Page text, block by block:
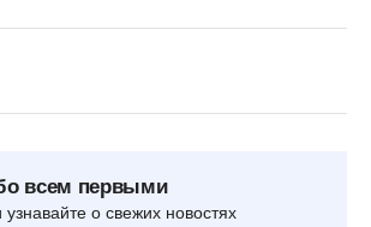
всем первыми
о свежих новостях